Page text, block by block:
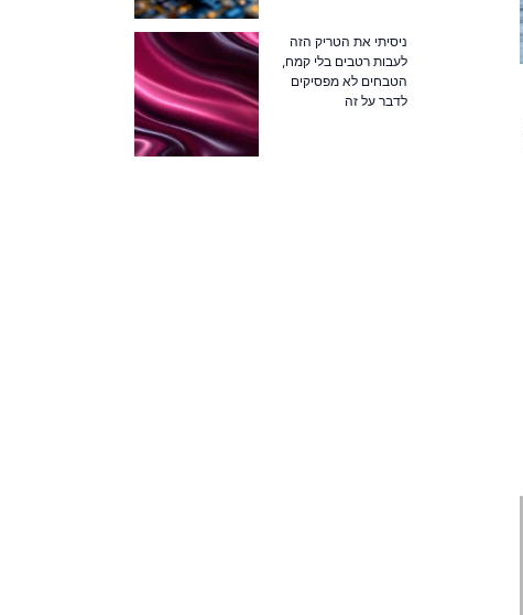
ניסיתי את הטריק הזה
לעבות רטבים בלי קמח,
הטבחים לא מפסיקים
לדבר על זה